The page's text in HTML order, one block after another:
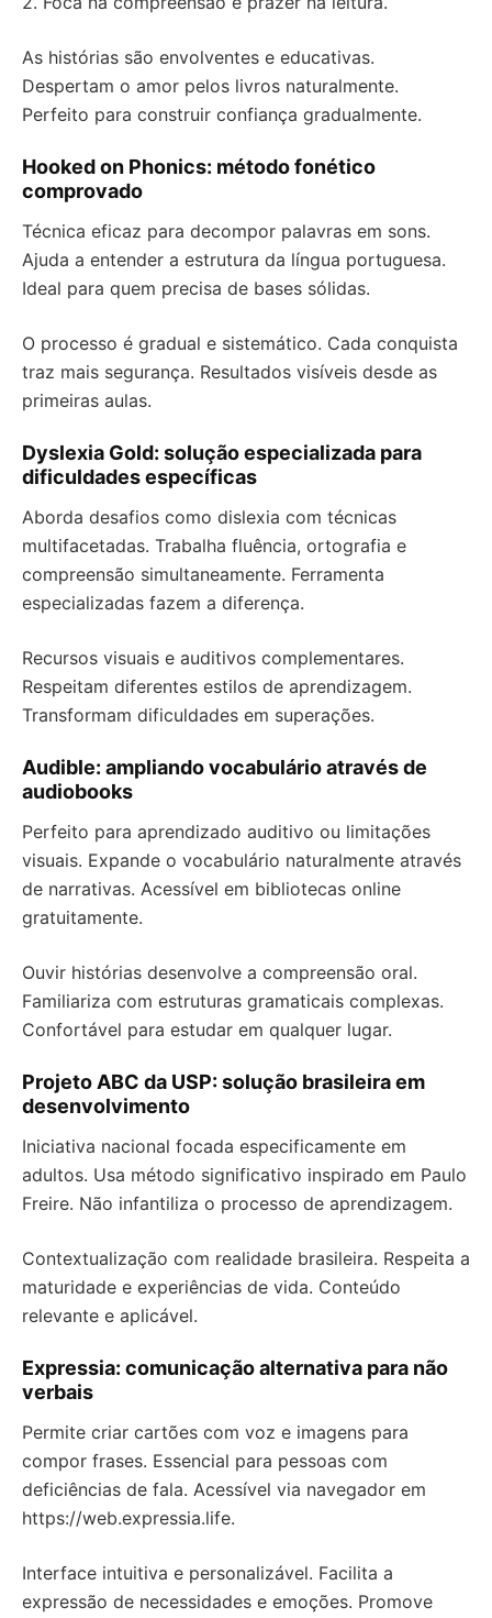
As histórias são envolventes e educativas.
Despertam o amor pelos livros naturalmente.
Perfeito para construir confiança gradualmente.
Hooked on Phonics: método fonético
comprovado
Técnica eficaz para decompor palavras em sons.
Ajuda a entender a estrutura da língua portuguesa.
Ideal para quem precisa de bases sólidas.
O processo é gradual e sistemático. Cada conquista
traz mais segurança. Resultados visíveis desde as
primeiras aulas.
Dyslexia Gold: solução especializada para
dificuldades específicas
Aborda desafios como dislexia com técnicas
multifacetadas. Trabalha fluência, ortografia e
compreensão simultaneamente. Ferramenta
especializadas fazem a diferença.
Recursos visuais e auditivos complementares.
Respeitam diferentes estilos de aprendizagem.
Transformam dificuldades em superações.
Audible: ampliando vocabulário através de
audiobooks
Perfeito para aprendizado auditivo ou limitações
visuais. Expande o vocabulário naturalmente através
de narrativas. Acessível em bibliotecas online
gratuitamente.
Ouvir histórias desenvolve a compreensão oral.
Familiariza com estruturas gramaticais complexas.
Confortável para estudar em qualquer lugar.
Projeto ABC da USP: solução brasileira em
desenvolvimento
Iniciativa nacional focada especificamente em
adultos. Usa método significativo inspirado em Paulo
Freire. Não infantiliza o processo de aprendizagem.
Contextualização com realidade brasileira. Respeita a
maturidade e experiências de vida. Conteúdo
relevante e aplicável.
Expressia: comunicação alternativa para não
verbais
Permite criar cartões com voz e imagens para
compor frases. Essencial para pessoas com
deficiências de fala. Acessível via navegador em
https://web.expressia.life.
Interface intuitiva e personalizável. Facilita a
expressão de necessidades e emoções. Promove